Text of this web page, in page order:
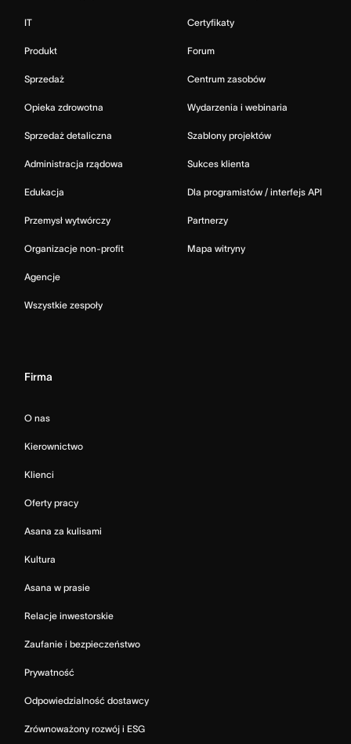
IT
Produkt
Sprzedaż
Opieka zdrowotna
Sprzedaż detaliczna
Administracja rządowa
Edukacja
Przemysł wytwórczy
Organizacje non-profit
Agencje
Wszystkie zespoły
Certyfikaty
Forum
Centrum zasobów
Wydarzenia i webinaria
Szablony projektów
Sukces klienta
Dla programistów / interfejs API
Partnerzy
Mapa witryny
Firma
O nas
Kierownictwo
Klienci
Oferty pracy
Asana za kulisami
Kultura
Asana w prasie
Relacje inwestorskie
Zaufanie i bezpieczeństwo
Prywatność
Odpowiedzialność dostawcy
Zrównoważony rozwój i ESG